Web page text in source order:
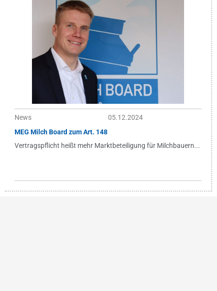
News
05.12.2024
MEG Milch Board zum Art. 148
Vertragspflicht heißt mehr Marktbeteiligung für Milchbauern...